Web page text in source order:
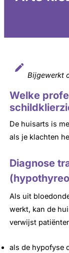
Bijgewerkt
Welke
De huisarts is
als je klachten
Diagnose
Als uit
werkt, kan de
verwijst
als de hypofyse